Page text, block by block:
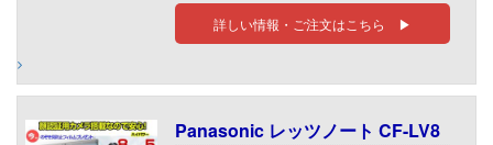
詳しい情報・ご注文はこちら ▶
Panasonic レッツノート CF-LV8